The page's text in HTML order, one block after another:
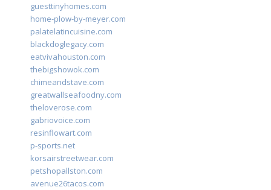
guesttinyhomes.com
home-plow-by-meyer.com
palatelatincuisine.com
blackdoglegacy.com
eatvivahouston.com
thebigshowok.com
chimeandstave.com
greatwallseafoodny.com
theloverose.com
gabriovoice.com
resinflowart.com
p-sports.net
korsairstreetwear.com
petshopallston.com
avenue26tacos.com